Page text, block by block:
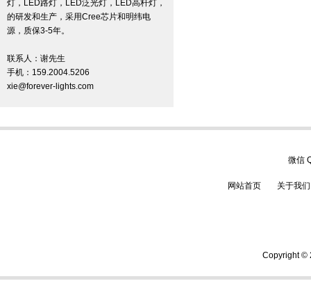
灯，LED路灯，LED泛光灯，LED高杆灯，
的研发和生产，采用Cree芯片和明纬电
源，质保3-5年。
联系人：谢先生
手机：159.2004.5206
xie@forever-lights.com
微信
网站首页 关于我们
Copyright ©